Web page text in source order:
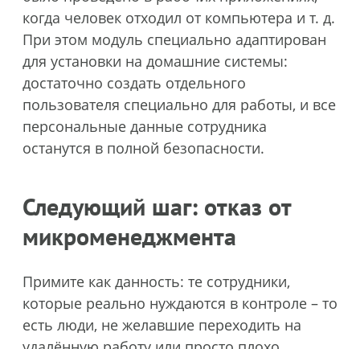
когда человек отходил от компьютера и т. д.
При этом модуль специально адаптирован
для установки на домашние системы:
достаточно создать отдельного
пользователя специально для работы, и все
персональные данные сотрудника
останутся в полной безопасности.
Следующий шаг: отказ от
микроменеджмента
Примите как данность: те сотрудники,
которые реально нуждаются в контроле – то
есть люди, не желавшие переходить на